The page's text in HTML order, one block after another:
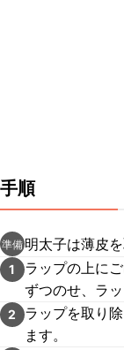
手順
準備 明太子は薄皮
1
ラップの上に
ずつのせ、ラ
2
ラップを取り
ます。